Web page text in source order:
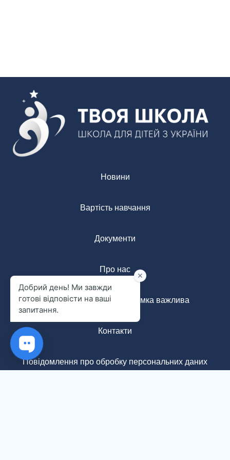
Новини
Вартість навчання
Документи
Про нас
Анонімна форма: ваша думка важлива
Контакти
Повідомлення про обробку персональних даних